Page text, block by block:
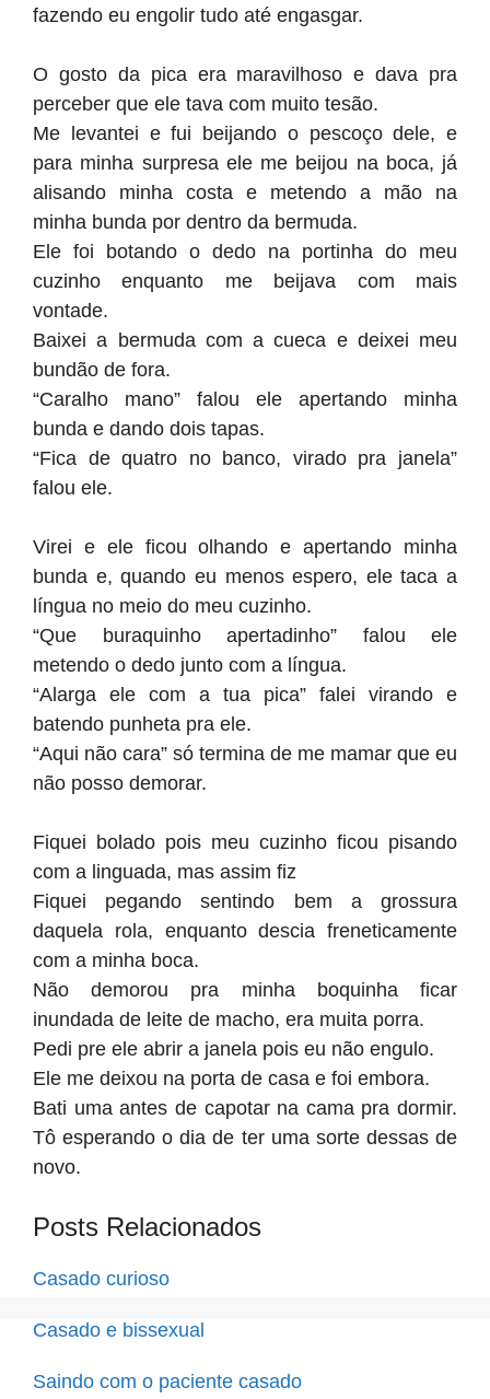
fazendo eu engolir tudo até engasgar.
O gosto da pica era maravilhoso e dava pra
perceber que ele tava com muito tesão.
Me levantei e fui beijando o pescoço dele, e
para minha surpresa ele me beijou na boca, já
alisando minha costa e metendo a mão na
minha bunda por dentro da bermuda.
Ele foi botando o dedo na portinha do meu
cuzinho enquanto me beijava com mais
vontade.
Baixei a bermuda com a cueca e deixei meu
bundão de fora.
“Caralho mano” falou ele apertando minha
bunda e dando dois tapas.
“Fica de quatro no banco, virado pra janela”
falou ele.
Virei e ele ficou olhando e apertando minha
bunda e, quando eu menos espero, ele taca a
língua no meio do meu cuzinho.
“Que buraquinho apertadinho” falou ele
metendo o dedo junto com a língua.
“Alarga ele com a tua pica” falei virando e
batendo punheta pra ele.
“Aqui não cara” só termina de me mamar que eu
não posso demorar.
Fiquei bolado pois meu cuzinho ficou pisando
com a linguada, mas assim fiz
Fiquei pegando sentindo bem a grossura
daquela rola, enquanto descia freneticamente
com a minha boca.
Não demorou pra minha boquinha ficar
inundada de leite de macho, era muita porra.
Pedi pre ele abrir a janela pois eu não engulo.
Ele me deixou na porta de casa e foi embora.
Bati uma antes de capotar na cama pra dormir.
Tô esperando o dia de ter uma sorte dessas de
novo.
Posts Relacionados
Casado curioso
Casado e bissexual
Saindo com o paciente casado